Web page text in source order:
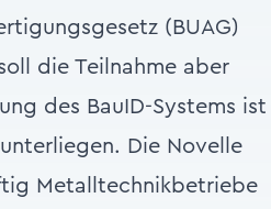
(BUAG)
die Teilnahme aber
des BauID-Systems ist
Die Novelle
Metalltechnikbetriebe